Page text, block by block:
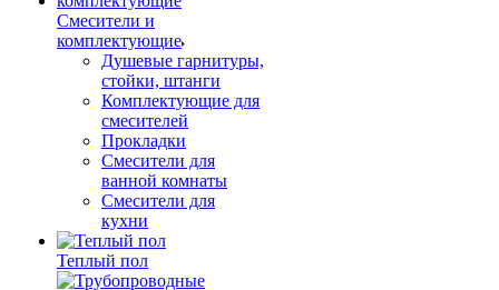
Смесители и
комплектующие
Душевые гарнитуры,
стойки, штанги
Комплектующие для
смесителей
Прокладки
Смесители для
ванной комнаты
Смесители для
кухни
Теплый пол